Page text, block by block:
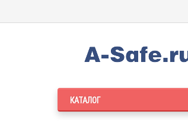
КАТАЛОГ